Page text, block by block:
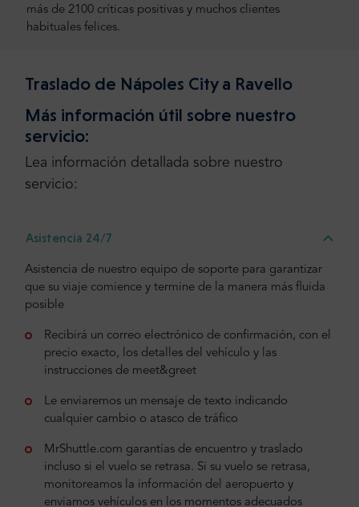
más de 2100 críticas positivas y muchos clientes
habituales felices.
Traslado de Nápoles City a Ravello
Más información útil sobre nuestro
servicio:
Lea información detallada sobre nuestro
servicio:
Asistencia 24/7
Asistencia de nuestro equipo de soporte para garantizar
que su viaje comience y termine de la manera más fluida
posible
Recibirá un correo electrónico de confirmación, con el
precio exacto, los detalles del vehículo y las
instrucciones de meet&greet
Le enviaremos un mensaje de texto indicando
cualquier cambio o atasco de tráfico
MrShuttle.com garantías de encuentro y traslado
incluso si el vuelo se retrasa. Si su vuelo se retrasa,
monitoreamos la información del aeropuerto y
enviamos vehículos en los momentos adecuados